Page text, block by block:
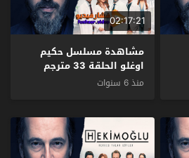
02:17:21
مشاهدة مسلسل حكيم
اوغلو الحلقة 33 مترجم
منذ 6 سنوات